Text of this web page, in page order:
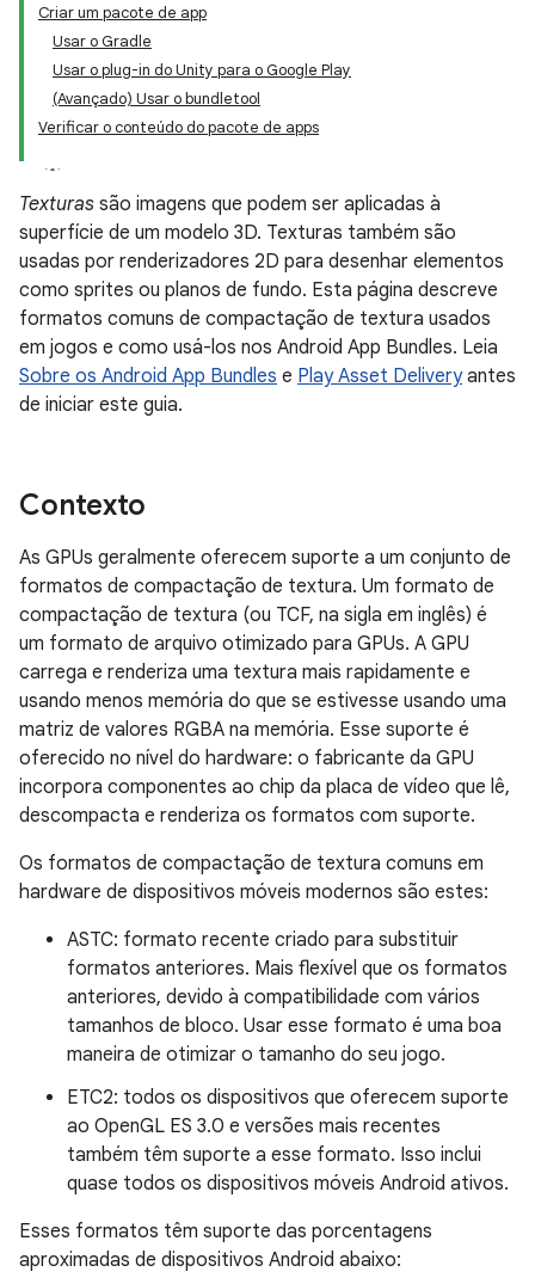
Criar um pacote de app
Usar o Gradle
Usar o plug-in do Unity para o Google Play
(Avançado) Usar o bundletool
Verificar o conteúdo do pacote de apps
Texturas são imagens que podem ser aplicadas à
superfície de um modelo 3D. Texturas também são
usadas por renderizadores 2D para desenhar elementos
como sprites ou planos de fundo. Esta página descreve
formatos comuns de compactação de textura usados
em jogos e como usá-los nos Android App Bundles. Leia
Sobre os Android App Bundles e Play Asset Deliveryantes
de iniciar este guia.
Contexto
As GPUs geralmente oferecem suporte a um conjunto de
formatos de compactação de textura. Um formato de
compactação de textura (ou TCF, na sigla em inglês) é
um formato de arquivo otimizado para GPUs. A GPU
carrega e renderiza uma textura mais rapidamente e
usando menos memória do que se estivesse usando uma
matriz de valores RGBA na memória. Esse suporte é
oferecido no nível do hardware: o fabricante da GPU
incorpora componentes ao chip da placa de vídeo que lê,
descompacta e renderiza os formatos com suporte.
Os formatos de compactação de textura comuns em
hardware de dispositivos móveis modernos são estes:
ASTC: formato recente criado para substituir
formatos anteriores. Mais flexível que os formatos
anteriores, devido à compatibilidade com vários
tamanhos de bloco. Usar esse formato é uma boa
maneira de otimizar o tamanho do seu jogo.
ETC2: todos os dispositivos que oferecem suporte
ao OpenGL ES 3.0 e versões mais recentes
também têm suporte a esse formato. Isso inclui
quase todos os dispositivos móveis Android ativos.
Esses formatos têm suporte das porcentagens
aproximadas de dispositivos Android abaixo: